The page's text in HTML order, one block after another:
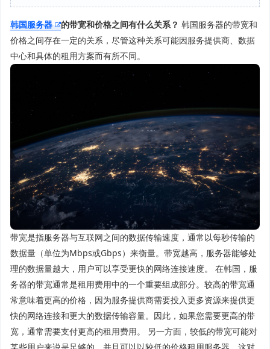
韩国服务器 的带宽和价格之间有什么关系？ 韩国服务器的带宽和
价格之间存在一定的关系，尽管这种关系可能因服务提供商、数据
中心和具体的租用方案而有所不同。
带宽是指服务器与互联网之间的数据传输速度，通常以每秒传输的
数据量（单位为Mbps或Gbps）来衡量。带宽越高，服务器能够处
理的数据量越大，用户可以享受更快的网络连接速度。 在韩国，服
务器的带宽通常是租用费用中的一个重要组成部分。较高的带宽通
常意味着更高的价格，因为服务提供商需要投入更多资源来提供更
快的网络连接和更大的数据传输容量。因此，如果您需要更高的带
宽，通常需要支付更高的租用费用。 另一方面，较低的带宽可能对